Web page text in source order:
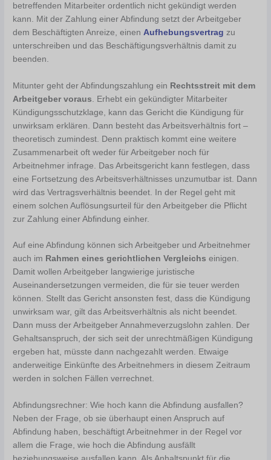
betreffenden Mitarbeiter ordentlich nicht gekündigt werden
kann. Mit der Zahlung einer Abfindung setzt der Arbeitgeber
dem Beschäftigten Anreize, einen Aufhebungsvertrag zu
unterschreiben und das Beschäftigungsverhältnis damit zu
beenden.
Mitunter geht der Abfindungszahlung ein Rechtsstreit mit dem
Arbeitgeber voraus . Erhebt ein gekündigter Mitarbeiter
Kündigungsschutzklage, kann das Gericht die Kündigung für
unwirksam erklären. Dann besteht das Arbeitsverhältnis fort –
theoretisch zumindest. Denn praktisch kommt eine weitere
Zusammenarbeit oft weder für Arbeitgeber noch für
Arbeitnehmer infrage. Das Arbeitsgericht kann festlegen, dass
eine Fortsetzung des Arbeitsverhältnisses unzumutbar ist. Dann
wird das Vertragsverhältnis beendet. In der Regel geht mit
einem solchen Auflösungsurteil für den Arbeitgeber die Pflicht
zur Zahlung einer Abfindung einher.
Auf eine Abfindung können sich Arbeitgeber und Arbeitnehmer
auch im Rahmen eines gerichtlichen Vergleichs einigen.
Damit wollen Arbeitgeber langwierige juristische
Auseinandersetzungen vermeiden, die für sie teuer werden
können. Stellt das Gericht ansonsten fest, dass die Kündigung
unwirksam war, gilt das Arbeitsverhältnis als nicht beendet.
Dann muss der Arbeitgeber Annahmeverzugslohn zahlen. Der
Gehaltsanspruch, der sich seit der unrechtmäßigen Kündigung
ergeben hat, müsste dann nachgezahlt werden. Etwaige
anderweitige Einkünfte des Arbeitnehmers in diesem Zeitraum
werden in solchen Fällen verrechnet.
Abfindungsrechner: Wie hoch kann die Abfindung ausfallen?
Neben der Frage, ob sie überhaupt einen Anspruch auf
Abfindung haben, beschäftigt Arbeitnehmer in der Regel vor
allem die Frage, wie hoch die Abfindung ausfällt